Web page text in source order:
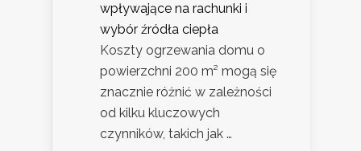
wpływające na rachunki i
wybór źródła ciepła
Koszty ogrzewania domu o
powierzchni 200 m² mogą się
znacznie różnić w zależności
od kilku kluczowych
czynników, takich jak …